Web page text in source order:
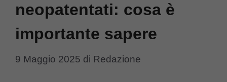
neopatentati: cosa è
importante sapere
9 Maggio 2025 di Redazione